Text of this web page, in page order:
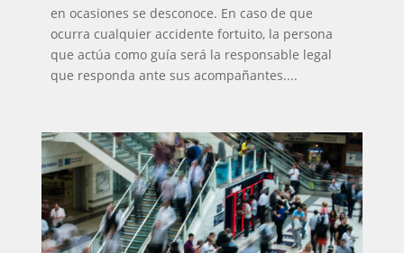
en ocasiones se desconoce. En caso de que
ocurra cualquier accidente fortuito, la persona
que actúa como guía será la responsable legal
que responda ante sus acompañantes....